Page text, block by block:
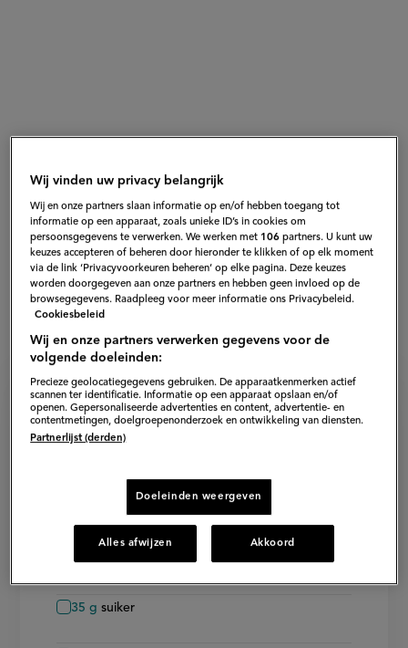
Ingrediënten voor gevulde
zoete ravioli
Voor het pastadeeg
350 bloem (type 00)
35 g suiker
Wij vinden uw privacy belangrijk
Wij en onze partners slaan informatie op en/of hebben toegang tot
informatie op een apparaat, zoals unieke ID’s in cookies om
persoonsgegevens te verwerken. We werken met 106 partners. U kunt uw
keuzes accepteren of beheren door hieronder te klikken of op elk moment
via de link ‘Privacyvoorkeuren beheren’ op elke pagina. Deze keuzes
worden doorgegeven aan onze partners en hebben geen invloed op de
browsegegevens. Raadpleeg voor meer informatie ons Privacybeleid.
Cookiesbeleid
Wij en onze partners verwerken gegevens voor de
volgende doeleinden:
Precieze geolocatiegegevens gebruiken. De apparaatkenmerken actief
scannen ter identificatie. Informatie op een apparaat opslaan en/of
openen. Gepersonaliseerde advertenties en content, advertentie- en
contentmetingen, doelgroepenonderzoek en ontwikkeling van diensten.
Partnerlijst (derden)
Doeleinden weergeven
Alles afwijzen Akkoord